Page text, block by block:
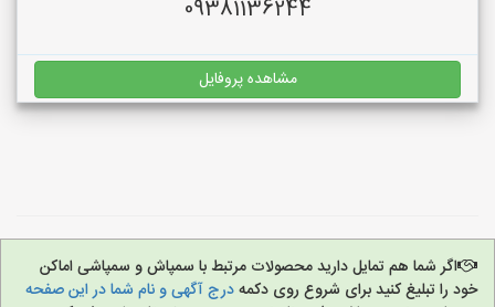
09381136244
مشاهده پروفایل
اگر شما هم تمایل دارید محصولات مرتبط با سمپاش و سمپاشی اماکن
خود را تبلیغ کنید برای شروع روی دکمهدرج آگهی و نام شما در این صفحه